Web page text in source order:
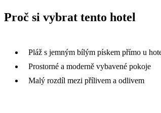
Proč si vybrat tento hotel
Pláž s jemným bílým pískem přímo u
Prostorné a moderně vybavené pokoje
Malý rozdíl mezi přílivem a odlivem